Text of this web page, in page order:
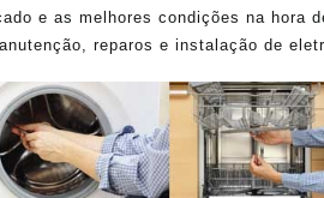
e as melhores condições na hora
reparos e instalação de